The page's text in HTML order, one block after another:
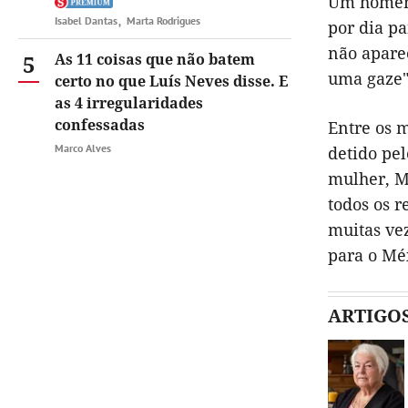
Isabel Dantas Marta Rodrigues
5
As 11 coisas que não batem
certo no que Luís Neves disse. E
as 4 irregularidades
confessadas
Marco Alves
por dia
não
uma
Entre os
detido
mulher,
todos os
muitas
para o